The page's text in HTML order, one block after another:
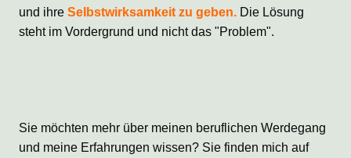
und ihre Selbstwirksamkeit zu geben. Die Lösung
steht im Vordergrund und nicht das "Problem".
Sie möchten mehr über meinen beruflichen Werdegang
und meine Erfahrungen wissen? Sie finden mich auf